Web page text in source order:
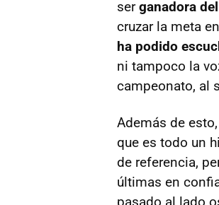
serganadora
cruzar la meta
ha podido
ni tampoco la
campeonato, al
Además de
que es todo un
de referencia,
últimas en